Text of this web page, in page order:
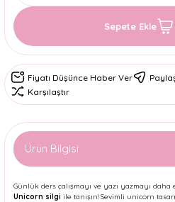
Sepete Ekle
Fiyatı Düşünce Haber Ver
Karşılaştır
Ürün Bilgisi
Günlük ders çalışmayı ve yazı yazmayı
Unicorn silgi ile tanışın! Sevimli unicorn